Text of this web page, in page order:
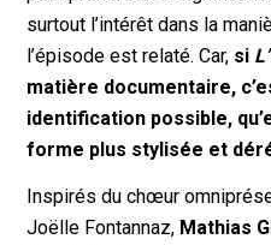
surtout l’intérêt dans la
l’épisode est relaté. Car, si
matière documentaire,
identification possible,
forme plus stylisée et
Inspirés du chœur
Joëlle Fontannaz, Mathias